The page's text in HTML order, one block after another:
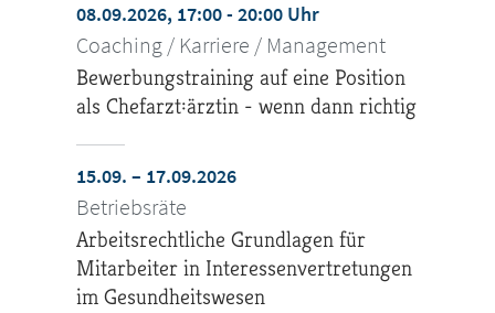
08.09.2026, 17:00 - 20:00 Uhr
Coaching / Karriere / Management
Bewerbungstraining auf eine Position
als Chefarzt:ärztin - wenn dann richtig
15.09. – 17.09.2026
Betriebsräte
Arbeitsrechtliche Grundlagen für
Mitarbeiter in Interessenvertretungen
im Gesundheitswesen